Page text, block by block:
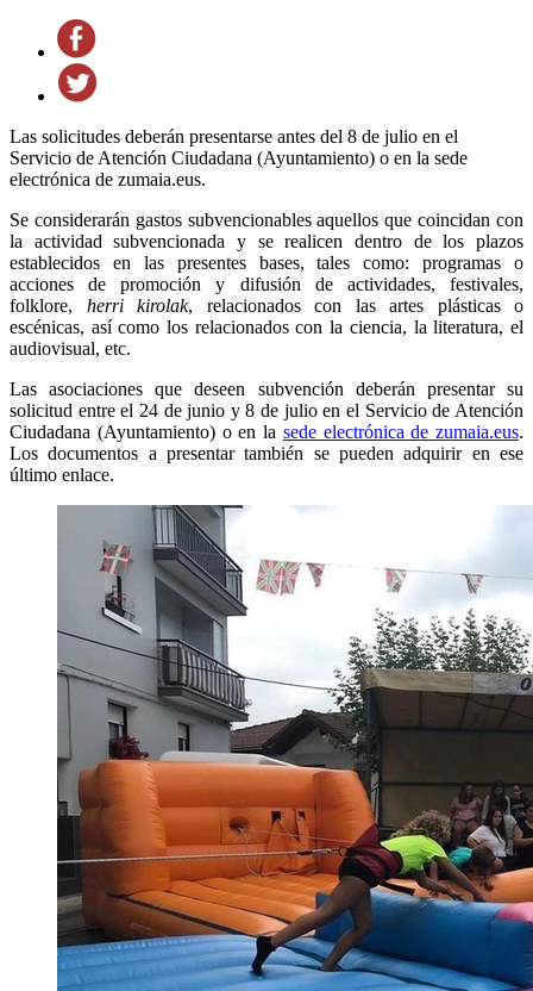
Las solicitudes deberán presentarse antes del 8 de julio en el
Servicio de Atención Ciudadana (Ayuntamiento) o en la sede
electrónica de zumaia.eus.
Se considerarán gastos subvencionables aquellos que coincidan con
la actividad subvencionada y se realicen dentro de los plazos
establecidos en las presentes bases, tales como: programas o
acciones de promoción y difusión de actividades, festivales,
folklore, herri kirolak, relacionados con las artes plásticas o
escénicas, así como los relacionados con la ciencia, la literatura, el
audiovisual, etc.
Las asociaciones que deseen subvención deberán presentar su
solicitud entre el 24 de junio y 8 de julio en el Servicio de Atención
Ciudadana (Ayuntamiento) o en la sede electrónica de zumaia.eus.
Los documentos a presentar también se pueden adquirir en ese
último enlace.